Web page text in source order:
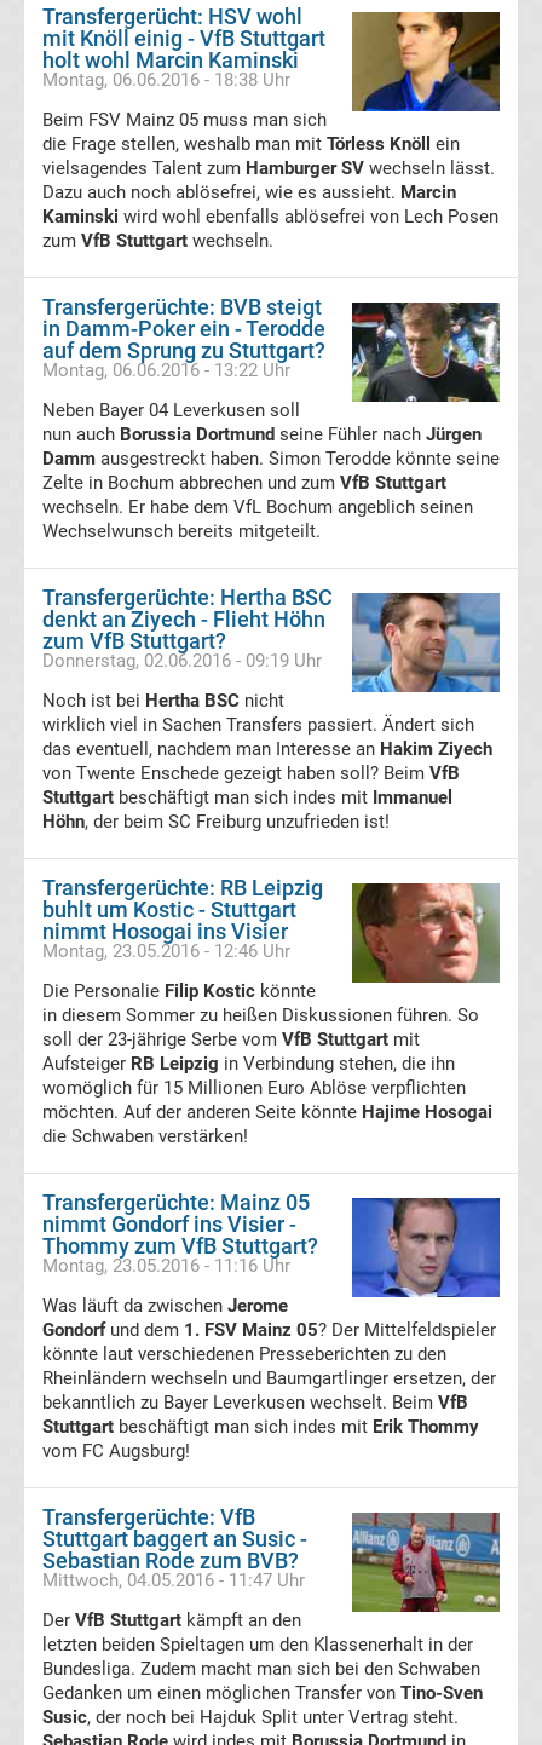
FSV
Frankfurt
Transfergerüchte
FSV
Zwickau
Transfergerüchte
FC
Transfergerüchte
Hamburger
SV
Transfergerüchte
Hannover
96
Hertha
BSC
Transfergerüchte
Holstein
Kiel
Transfergerüchte
SC
Transfergerüchte
Offenbach
Transfergerüchte
MSV
Duisburg
Transfergerücht: HSV wohl
mit Knöll einig - VfB Stuttgart
holt wohl Marcin Kaminski
Montag, 06.06.2016 - 18:38 Uhr
Beim FSV Mainz 05 muss man sich
die Frage stellen, weshalb man mit Törless Knöll
ein
vielsagendes Talent zum Hamburger SV wechseln lässt.
Dazu auch noch ablösefrei, wie es aussieht. Marcin
Kaminski wird wohl ebenfalls ablösefrei von Lech Posen
zum VfB Stuttgart wechseln.
Transfergerüchte: BVB steigt
in Damm-Poker ein - Terodde
auf dem Sprung zu Stuttgart?
Montag, 06.06.2016 - 13:22 Uhr
Neben Bayer 04 Leverkusen soll
nun auch Borussia Dortmund seine Fühler nach Jürgen
Damm ausgestreckt haben. Simon Terodde könnte seine
Zelte in Bochum abbrechen und zum VfB Stuttgart
wechseln. Er habe dem VfL Bochum angeblich seinen
Wechselwunsch bereits mitgeteilt.
Transfergerüchte: Hertha BSC
denkt an Ziyech - Flieht Höhn
zum VfB Stuttgart?
Donnerstag, 02.06.2016 - 09:19 Uhr
Noch ist bei Hertha BSC nicht
wirklich viel in Sachen Transfers passiert. Ändert sich
das eventuell, nachdem man Interesse an Hakim Ziyech
von Twente Enschede gezeigt haben soll? Beim VfB
Stuttgart beschäftigt man sich indes mit Immanuel
Höhn, der beim SC Freiburg unzufrieden ist!
Transfergerüchte: RB Leipzig
buhlt um Kostic - Stuttgart
nimmt Hosogai ins Visier
Montag, 23.05.2016 - 12:46 Uhr
Die Personalie Filip Kostic könnte
in diesem Sommer zu heißen Diskussionen führen. So
soll der 23-jährige Serbe vom VfB Stuttgart mit
Aufsteiger RB Leipzig in Verbindung stehen, die ihn
womöglich für 15 Millionen Euro Ablöse verpflichten
möchten. Auf der anderen Seite könnte Hajime Hosogai
die Schwaben verstärken!
Transfergerüchte: Mainz 05
nimmt Gondorf ins Visier -
Thommy zum VfB Stuttgart?
Montag, 23.05.2016 - 11:16 Uhr
Was läuft da zwischen Jerome
Gondorfund dem 1. FSV Mainz 05? Der Mittelfeldspieler
könnte laut verschiedenen Presseberichten zu den
Rheinländern wechseln und Baumgartlinger ersetzen, der
bekanntlich zu Bayer Leverkusen wechselt. Beim VfB
Stuttgart beschäftigt man sich indes mit Erik Thommy
vom FC Augsburg!
Transfergerüchte: VfB
Stuttgart baggert an Susic -
Sebastian Rode zum BVB?
Mittwoch, 04.05.2016 - 11:47 Uhr
Der VfB Stuttgart kämpft an den
letzten beiden Spieltagen um den Klassenerhalt in der
Bundesliga. Zudem macht man sich bei den Schwaben
Gedanken um einen möglichen Transfer von Tino-Sven
Susic, der noch bei Hajduk Split unter Vertrag steht.